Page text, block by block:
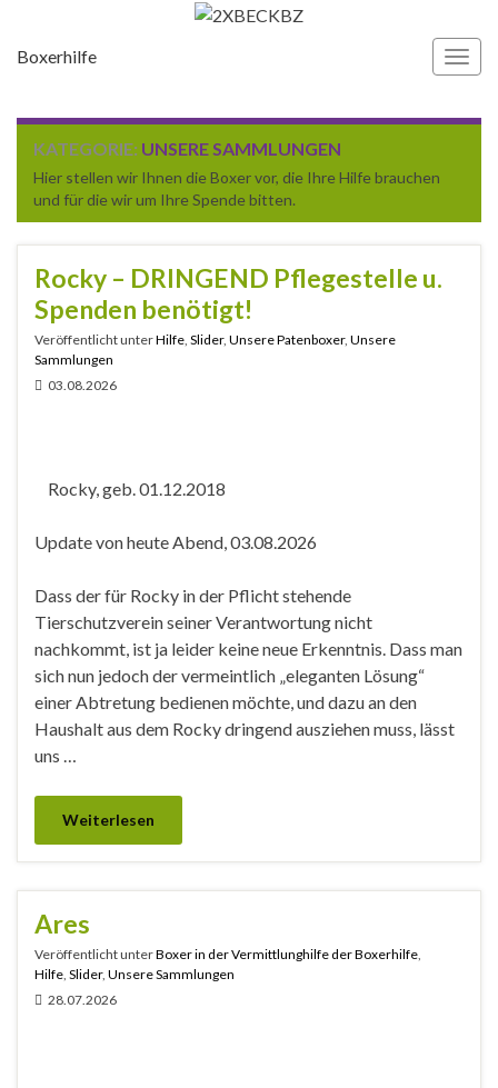
Boxerhilfe
KATEGORIE: UNSERE SAMMLUNGEN
Hier stellen wir Ihnen die Boxer vor, die Ihre Hilfe brauchen
und für die wir um Ihre Spende bitten.
Rocky – DRINGEND Pflegestelle u.
Spenden benötigt!
Veröffentlicht unterHilfe Slider, Unsere Patenboxer, Unsere
Sammlungen
03.08.2026
Rocky, geb. 01.12.2018
Update von heute Abend, 03.08.2026
Dass der für Rocky in der Pflicht stehende
Tierschutzverein seiner Verantwortung nicht
nachkommt, ist ja leider keine neue Erkenntnis. Dass man
sich nun jedoch der vermeintlich „eleganten Lösung“
einer Abtretung bedienen möchte, und dazu an den
Haushalt aus dem Rocky dringend ausziehen muss, lässt
uns …
Weiterlesen
Ares
Veröffentlicht unterBoxer in der Vermittlunghilfe der Boxerhilfe
Hilfe Slider, Unsere Sammlungen
28.07.2026